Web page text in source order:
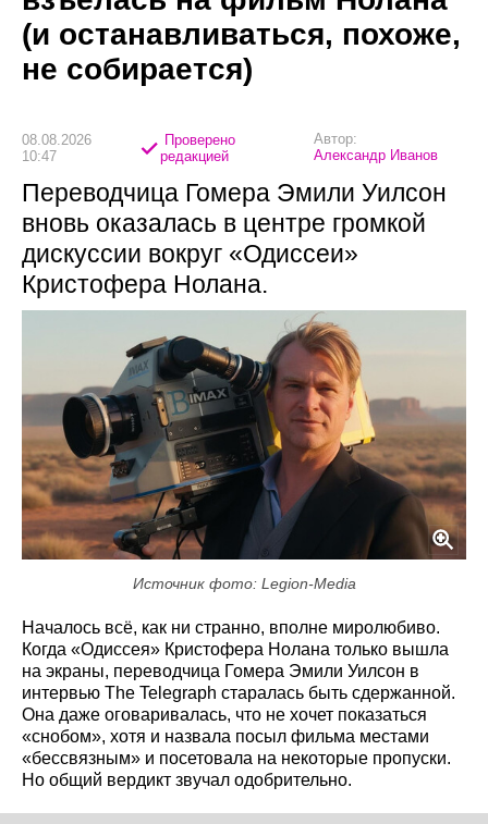
(и останавливаться, похоже,
не собирается)
08.08.2026
10:47
Проверено
редакцией
Автор:
Александр Иванов
Переводчица Гомера Эмили Уилсон
вновь оказалась в центре громкой
дискуссии вокруг «Одиссеи»
Кристофера Нолана.
Источник фото: Legion-Media
Началось всё, как ни странно, вполне миролюбиво.
Когда «Одиссея» Кристофера Нолана только вышла
на экраны, переводчица Гомера Эмили Уилсон в
интервью The Telegraph старалась быть сдержанной.
Она даже оговаривалась, что не хочет показаться
«снобом», хотя и назвала посыл фильма местами
«бессвязным» и посетовала на некоторые пропуски.
Но общий вердикт звучал одобрительно.